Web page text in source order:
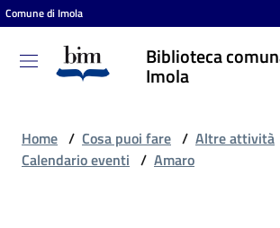
Vai al contenuto
Vai alla navigazione
Vai al footer
Comune di Imola
Biblioteca
Imola
Biblioteca
comunale
Home / Cosa puoi fare / Altre attività
Calendario eventi / Amaro